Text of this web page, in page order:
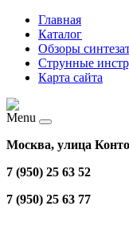
Главная
Каталог
Обзоры
Струнные
Карта сайта
Menu
Москва, улица
7 (950) 25 63 52
7 (950) 25 63 77